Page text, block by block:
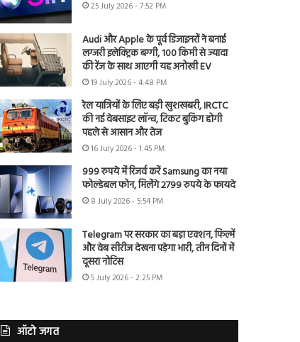
25 July 2026 - 7:52 PM
Audi और Apple के पूर्व डिजाइनरों ने बनाई
लग्जरी इलेक्ट्रिक बग्गी, 100 किमी से ज्यादा
की रेंज के साथ आएगी यह अनोखी EV
19 July 2026 - 4:48 PM
रेल यात्रियों के लिए बड़ी खुशखबरी, IRCTC
की नई वेबसाइट लॉन्च, टिकट बुकिंग होगी
पहले से आसान और तेज
16 July 2026 - 1:45 PM
999 रुपये में रिजर्व करें Samsung का नया
फोल्डेबल फोन, मिलेंगे 2799 रुपये के फायदे
8 July 2026 - 5:54 PM
Telegram पर सरकार का बड़ा एक्शन, फिल्में
और वेब सीरीज देखना पड़ेगा भारी, तीन दिनों में
दूसरा नोटिस
5 July 2026 - 2:25 PM
ऑटो जगत